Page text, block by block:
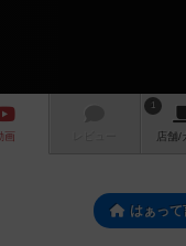
画
1
店舗/
はぁっ